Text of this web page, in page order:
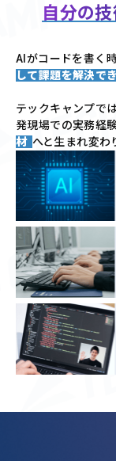
自分の
AIがコードを書く
して課題を解決で
テックキャンプで
発現場での実務経
材 へと生まれ変わ